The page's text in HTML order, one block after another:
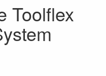
Toolflex